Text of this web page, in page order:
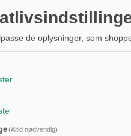
70W OSRAM JMP
de oplysninger, som
(Altid nødvendig)